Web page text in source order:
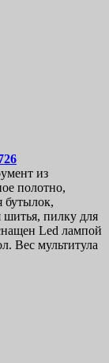
из
полотно,
бутылок,
шитья, пилку для
Led лампой
Вес мультитула